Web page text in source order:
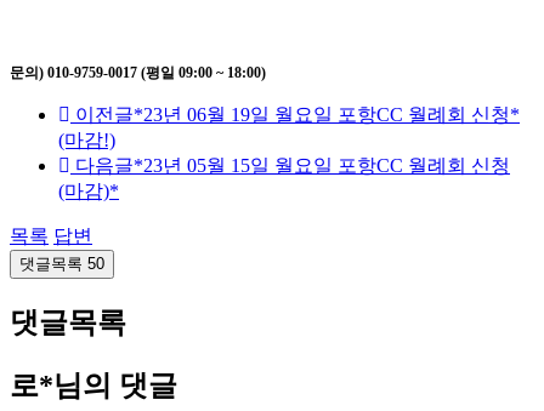
문의) 010-9759-0017 (평일 09:00 ~ 18:00)
이전글*23년 06월 19일 월요일 포항CC 월례회 신청*
(마감!)
다음글*23년 05월 15일 월요일 포항CC 월례회 신청
(마감)*
목록 답변
댓글목록 50
댓글목록
로*님의 댓글